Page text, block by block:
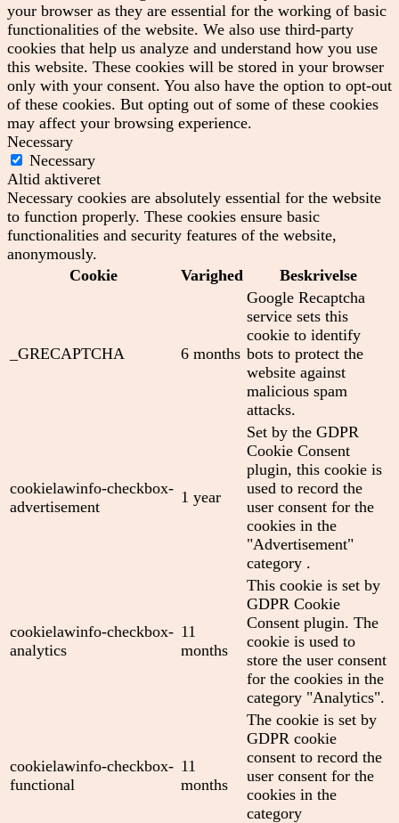
your browser as they are essential for the working of basic
functionalities of the website. We also use third-party
cookies that help us analyze and understand how you use
this website. These cookies will be stored in your browser
only with your consent. You also have the option to opt-out
of these cookies. But opting out of some of these cookies
may affect your browsing experience.
Necessary
Necessary
Altid aktiveret
Necessary cookies are absolutely essential for the website
to function properly. These cookies ensure basic
functionalities and security features of the website,
anonymously.
Cookie
Varighed Beskrivelse
_GRECAPTCHA 6 months
Google Recaptcha
service sets this
cookie to identify
bots to protect the
website against
malicious spam
attacks.
cookielawinfo-checkbox-
advertisement
1 year
Set by the GDPR
Cookie Consent
plugin, this cookie is
used to record the
user consent for the
cookies in the
"Advertisement"
category .
cookielawinfo-checkbox-
analytics
11
months
This cookie is set by
GDPR Cookie
Consent plugin. The
cookie is used to
store the user consent
for the cookies in the
category "Analytics".
cookielawinfo-checkbox-
functional
11
months
The cookie is set by
GDPR cookie
consent to record the
user consent for the
cookies in the
category